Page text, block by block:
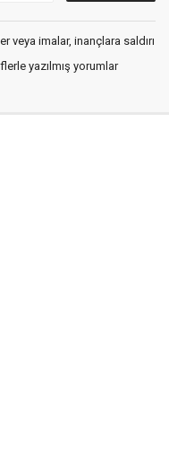
veya imalar, inançlara saldırı
yazılmış yorumlar